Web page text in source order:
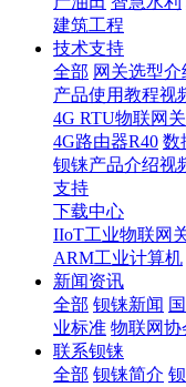
建筑工程
技术支持
全部 网关选型介
产品使用教程视
4G RTU物联网
4G路由器R40 数
钡铼产品介绍视
支持
下载中心
IIoT工业物联网
ARM工业计算机
新闻资讯
全部 钡铼新闻
业标准 物联网协
联系钡铼
全部 钡铼简介